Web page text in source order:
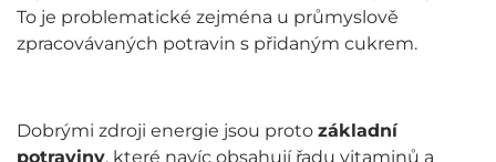
To je problematické zejména u průmyslově
zpracovávaných potravin s přidaným cukrem.
Dobrými zdroji energie jsou proto základní
potraviny, které navíc obsahují řadu vitaminů a